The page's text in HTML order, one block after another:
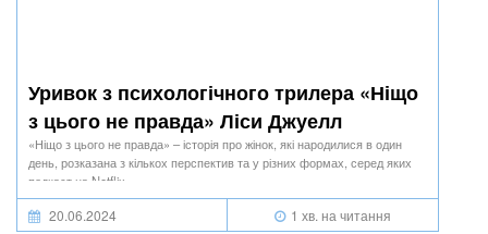
Уривок з психологічного трилера «Ніщо
з цього не правда» Ліси Джуелл
«Ніщо з цього не правда» – історія про жінок, які народилися в один
день, розказана з кількох перспектив та у різних формах, серед яких
подкаст на Netflix.
20.06.2024 1 хв. на читання